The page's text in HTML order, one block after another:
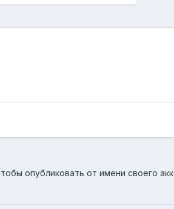
опубликовать от имени своего